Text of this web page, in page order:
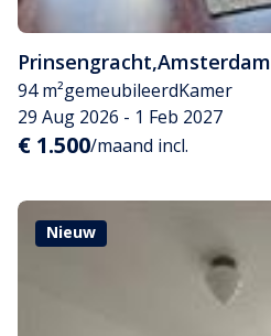
Prinsengracht,Amsterdam
94 m²gemeubileerdKamer
29 Aug 2026 - 1 Feb 2027
€ 1.500/maand incl.
Nieuw